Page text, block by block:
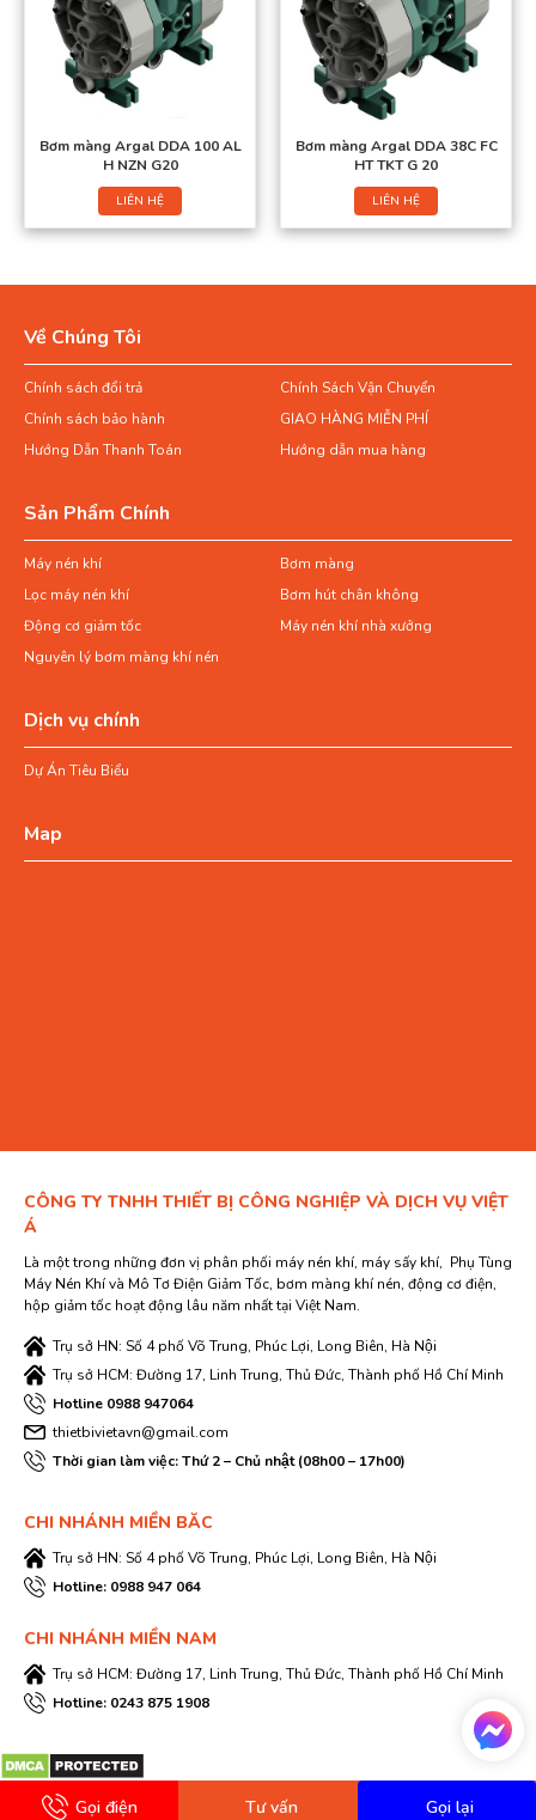
Bơm màng Argal DDA 100 AL
H NZN G20
LIÊN HỆ
Bơm màng Argal DDA 38C FC
HT TKT G 20
LIÊN HỆ
Về Chúng Tôi
Chính sách đổi trả
Chính Sách Vận Chuyển
Chính sách bảo hành
GIAO HÀNG MIỄN PHÍ
Hướng Dẫn Thanh Toán
Hướng dẫn mua hàng
Sản Phẩm Chính
Máy nén khí
Bơm màng
Lọc máy nén khí
Bơm hút chân không
Động cơ giảm tốc
Máy nén khí nhà xưởng
Nguyên lý bơm màng khí nén
Dịch vụ chính
Dự Án Tiêu Biểu
Map
CÔNG TY TNHH THIẾT BỊ CÔNG NGHIỆP VÀ DỊCH VỤ VIỆT
Á
Là một trong những đơn vị phân phối máy nén khí, máy sấy khí, Phụ Tùng
Máy Nén Khí và Mô Tơ Điện Giảm Tốc, bơm màng khí nén, động cơ điện,
hộp giảm tốc hoạt động lâu năm nhất tại Việt Nam.
Trụ sở HN: Số 4 phố Võ Trung, Phúc Lợi, Long Biên, Hà Nội
Trụ sở HCM: Đường 17, Linh Trung, Thủ Đức, Thành phố Hồ Chí Minh
Hotline 0988 947064
thietbivietavn@gmail.com
Thời gian làm việc: Thứ 2 – Chủ nhật (08h00 – 17h00)
CHI NHÁNH MIỀN BĂC
Trụ sở HN: Số 4 phố Võ Trung, Phúc Lợi, Long Biên, Hà Nội
Hotline: 0988 947 064
CHI NHÁNH MIỀN NAM
Trụ sở HCM: Đường 17, Linh Trung, Thủ Đức, Thành phố Hồ Chí Minh
Hotline: 0243 875 1908
Gọi điện Tư vấn Gọi lại